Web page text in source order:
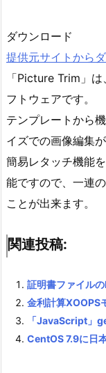
ダウンロード
提供元サイトから
「Picture Trim」
フトウェアです。
テンプレートから
イズでの画像編集
簡易レタッチ機能
能ですので、一連
ことが出来ます。
関連投稿:
証明書ファイル
金利計算XOOPS
「JavaScript」
CentOS 7.9に日